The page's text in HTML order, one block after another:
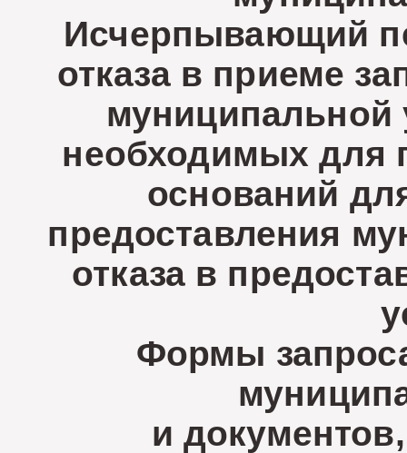
Исчерпывающий
отказа в приеме
муниципальной
необходимых для
оснований
предоставления
отказа в
Формы
и